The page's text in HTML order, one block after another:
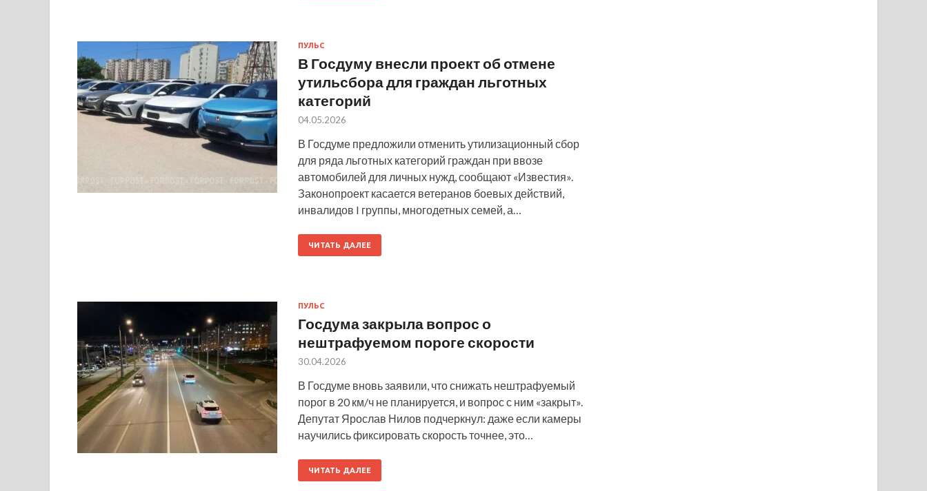
ПУЛЬС
В Госдуму внесли проект об отмене
утильсбора для граждан льготных
категорий
04.05.2026
В Госдуме предложили отменить утилизационный сбор
для ряда льготных категорий граждан при ввозе
автомобилей для личных нужд, сообщают «Известия».
Законопроект касается ветеранов боевых действий,
инвалидов I группы, многодетных семей, а…
ЧИТАТЬ ДАЛЕЕ
ПУЛЬС
Госдума закрыла вопрос о
нештрафуемом пороге скорости
30.04.2026
В Госдуме вновь заявили, что снижать нештрафуемый
порог в 20 км/ч не планируется, и вопрос с ним «закрыт».
Депутат Ярослав Нилов подчеркнул: даже если камеры
научились фиксировать скорость точнее, это…
ЧИТАТЬ ДАЛЕЕ